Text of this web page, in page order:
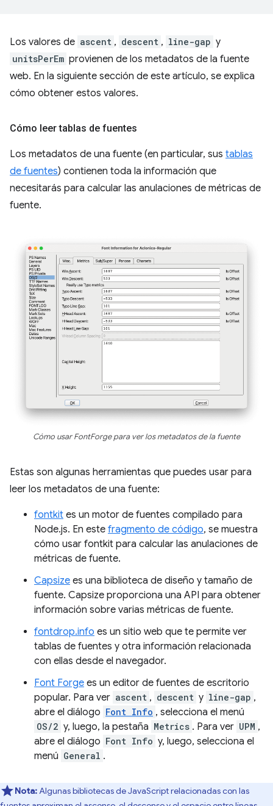
Los valores de ascent , descent , line-gap y
unitsPerEm provienen de los metadatos de la fuente
web. En la siguiente sección de este artículo, se explica
cómo obtener estos valores.
Cómo leer tablas de fuentes
Los metadatos de una fuente (en particular, sus tablas
de fuentes) contienen toda la información que
necesitarás para calcular las anulaciones de métricas de
fuente.
Cómo usar FontForge para ver los metadatos de la fuente
Estas son algunas herramientas que puedes usar para
leer los metadatos de una fuente:
fontkit es un motor de fuentes compilado para
Node.js. En este fragmento de código, se muestra
cómo usar fontkit para calcular las anulaciones de
métricas de fuente.
Capsize es una biblioteca de diseño y tamaño de
fuente. Capsize proporciona una API para obtener
información sobre varias métricas de fuente.
fontdrop.info es un sitio web que te permite ver
tablas de fuentes y otra información relacionada
con ellas desde el navegador.
Font Forge es un editor de fuentes de escritorio
popular. Para ver ascent , descent y line-gap ,
abre el diálogo Font Info , selecciona el menú
OS/2 y, luego, la pestaña Metrics . Para ver UPM ,
abre el diálogo Font Info y, luego, selecciona el
menú General .
Nota:Algunas bibliotecas de JavaScript relacionadas con las